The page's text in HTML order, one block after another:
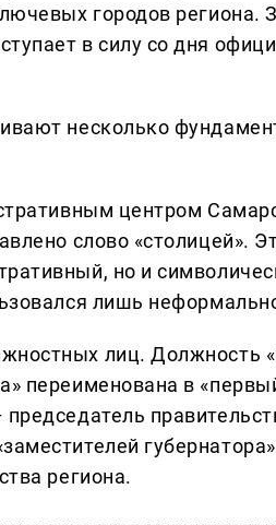
городов региона.
в силу со дня
несколько
центром
слово «столицей».
но и
лишь
лиц. Должность
переименована в
региона.